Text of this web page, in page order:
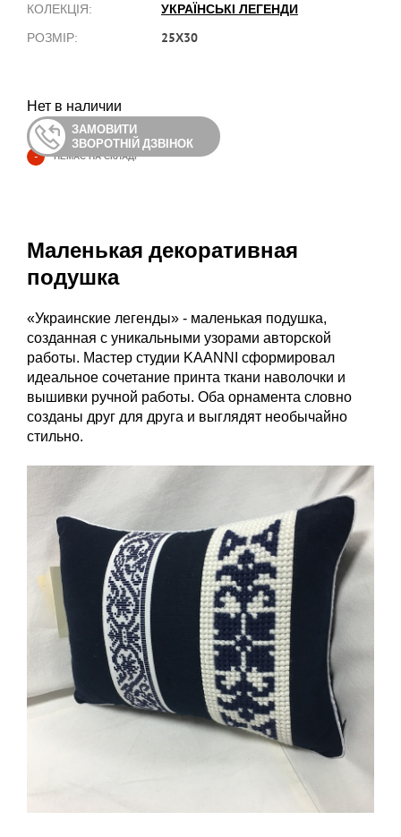
КОЛЕКЦІЯ: УКРАЇНСЬКІ ЛЕГЕНДИ
РОЗМІР: 25Х30
Нет в наличии
ЗАМОВИТИ
ЗВОРОТНІЙ ДЗВІНОК
- НЕМАЄ НА СКЛАДІ
Маленькая декоративная
подушка
«Украинские легенды» - маленькая подушка,
созданная с уникальными узорами авторской
работы. Мастер студии KAANNI сформировал
идеальное сочетание принта ткани наволочки и
вышивки ручной работы. Оба орнамента словно
созданы друг для друга и выглядят необычайно
стильно.